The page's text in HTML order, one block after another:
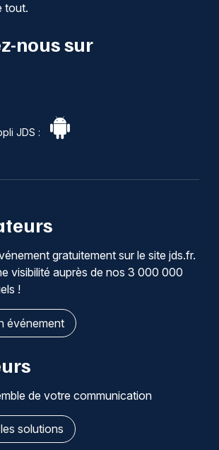
tout.
nous sur
JDS :
gratuitement sur le site jds.fr.
visibilité auprès de nos 3 000 000
!
événement
de votre communication
solutions